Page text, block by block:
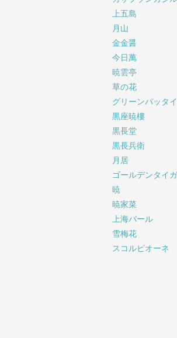
上五島
月山
金金醤
今日萬
暁雲亭
草の花
グリーンパッタイ
黒座暁樓
黒長堂
黒長兵衛
月居
ゴールデンタイ
暁
暁家菜
上海バール
雪梅花
スコルピオーネ